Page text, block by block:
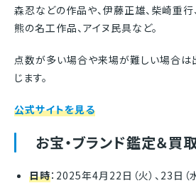
森忍などの作品や、伊藤正雄、柴崎重
熊の名工作品、アイヌ民具など。
点数が多い場合や来場が難しい場合は
じます。
公式サイトを見る
お宝・ブランド鑑定＆買
日時：2025年4月22日（火）、23日